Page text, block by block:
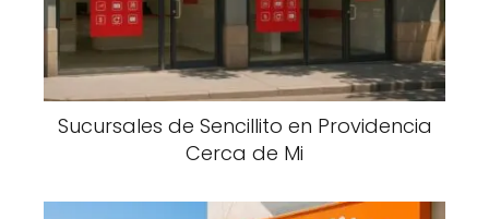
Sucursales de Sencillito en Providencia
Cerca de Mi